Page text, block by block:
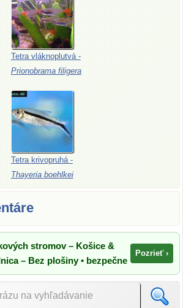
Tetra vláknoplutvá -
Prionobrama filigera
Tetra krivopruhá -
Thayeria boehlkei
stromov – Košice &
– Bez plošiny • bezpečne
Pozrieť ›